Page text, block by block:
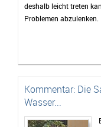
deshalb leicht treten
Problemen abzulenken.
Kommentar: Die
Wasser...